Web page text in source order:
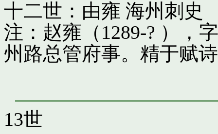
十二世：由雍 海州刺史
注：赵雍（1289-? ），
州路总管府事。精于赋
13世